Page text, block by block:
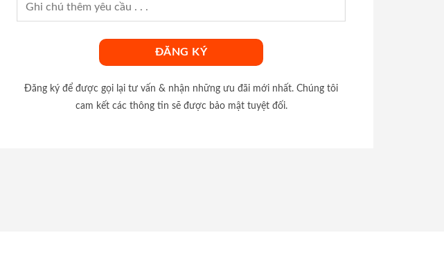
Đăng ký để được gọi lại tư vấn & nhận những ưu đãi mới nhất. Chúng tôi
cam kết các thông tin sẽ được bảo mật tuyệt đối.